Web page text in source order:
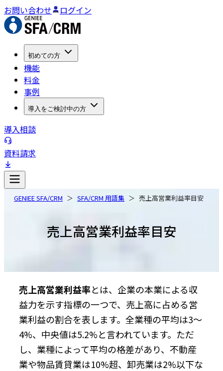
お問い合わせ ログイン
初めての方
機能
料金
事例
導入をご検討中の方
導入相談
資料請求
GENIEE SFA/CRM SFA/CRM 用語集 売上高営業利益率目安
売上高営業利益率目安
売上高営業利益率とは、企業の本業による収
益力を示す指標の一つで、売上高に占める営
業利益の割合を表します。全業種の平均は3～
4%、中央値は5.2%と言われています。ただ
し、業種によって平均の格差があり、不動産
業や物品賃貸業は10%超、卸売業は2%以下な